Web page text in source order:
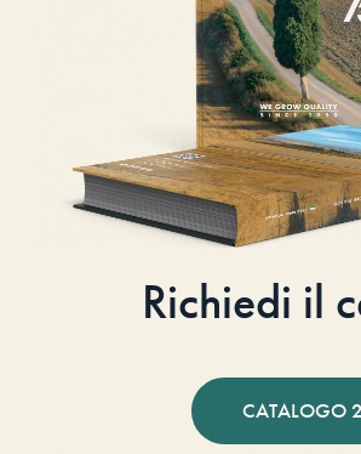
Richiedi il
CATALOGO